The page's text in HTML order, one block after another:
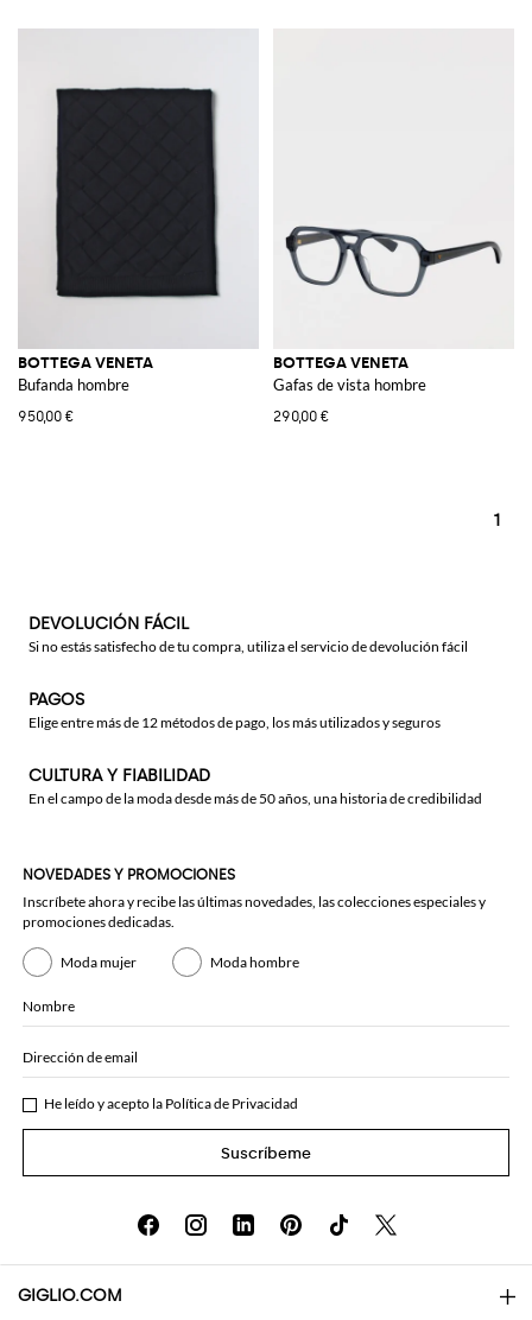
BOTTEGA VENETA
Bufanda hombre
950,00 €
BOTTEGA VENETA
Gafas de vista hombre
290,00 €
1
DEVOLUCIÓN FÁCIL
Si no estás satisfecho de tu compra, utiliza el servicio de devolución fácil
PAGOS
Elige entre más de 12 métodos de pago, los más utilizados y seguros
CULTURA Y FIABILIDAD
En el campo de la moda desde más de 50 años, una historia de credibilidad
NOVEDADES Y PROMOCIONES
Inscríbete ahora y recibe las últimas novedades, las colecciones especiales y
promociones dedicadas.
Moda mujer Moda hombre
Nombre
Dirección de email
He leído y acepto la Política de Privacidad
Suscríbeme
GIGLIO.COM